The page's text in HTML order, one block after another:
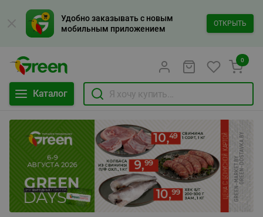
Удобно заказывать с новым
мобильным приложением
ОТКРЫТЬ
Каталог
0